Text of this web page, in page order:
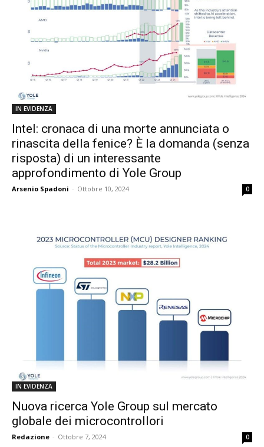
IN EVIDENZA
Intel: cronaca di una morte annunciata o
rinascita della fenice? È la domanda (senza
risposta) di un interessante
approfondimento di Yole Group
Arsenio Spadoni - Ottobre 10, 2024 0
IN EVIDENZA
Nuova ricerca Yole Group sul mercato
globale dei microcontrollori
Redazione - Ottobre 7, 2024 0